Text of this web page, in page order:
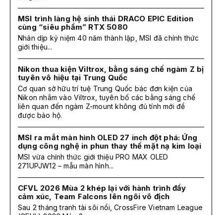
MSI trình làng hệ sinh thái DRACO EPIC Edition
cùng “siêu phẩm” RTX 5080
Nhân dịp kỷ niệm 40 năm thành lập, MSI đã chính thức
giới thiệu...
Nikon thua kiện Viltrox, bằng sáng chế ngàm Z bị
tuyên vô hiệu tại Trung Quốc
Cơ quan sở hữu trí tuệ Trung Quốc bác đơn kiện của
Nikon nhắm vào Viltrox, tuyên bố các bằng sáng chế
liên quan đến ngàm Z-mount không đủ tính mới để
được bảo hộ.
MSI ra mắt màn hình OLED 27 inch đột phá: Ứng
dụng công nghệ in phun thay thế mặt nạ kim loại
MSI vừa chính thức giới thiệu PRO MAX OLED
271UPJW12 – mẫu màn hình...
CFVL 2026 Mùa 2 khép lại với hành trình đầy
cảm xúc, Team Falcons lên ngôi vô địch
Sau 2 tháng tranh tài sôi nổi, CrossFire Vietnam League